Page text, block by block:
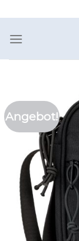
Inhalt
springen
Angebot!